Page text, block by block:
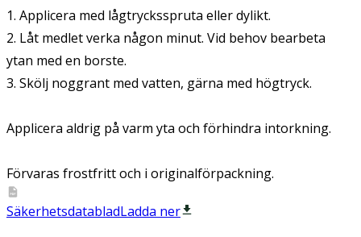
1. Applicera med lågtrycksspruta eller dylikt.
2. Låt medlet verka någon minut. Vid behov bearbeta
ytan med en borste.
3. Skölj noggrant med vatten, gärna med högtryck.
Applicera aldrig på varm yta och förhindra intorkning.
Förvaras frostfritt och i originalförpackning.
SäkerhetsdatabladLadda ner